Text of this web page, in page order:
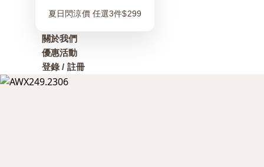
夏日閃涼價 任選3件$299
關於我們
優惠活動
登錄 / 註冊